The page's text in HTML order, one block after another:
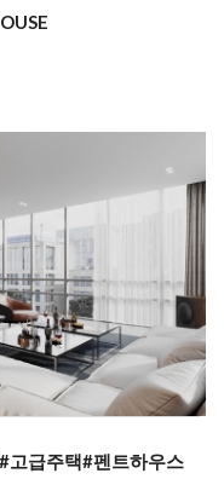
고급주택#펜트하우스